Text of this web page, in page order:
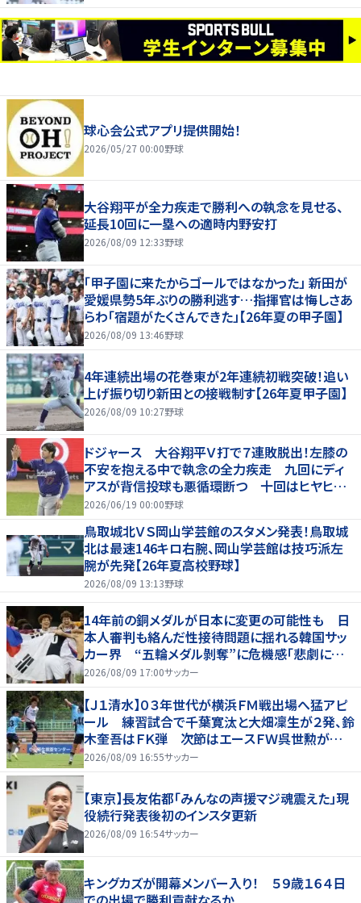
球心会公式アプリ提供開始！
2026/05/27 00:00野球
大谷翔平が全力疾走で勝利への執念を見せる、
延長10回に一塁への適時内野安打
2026/08/09 12:33野球
「甲子園に来たからゴールではなかった」 新田が
愛媛県勢5年ぶりの勝利逃す…指揮官は悔しさあ
らわ「宿題がたくさんできた」【26年夏の甲子園】
2026/08/09 13:46野球
4年連続出場の花巻東が2年連続初戦突破！追い
上げ振り切り新田との接戦制す【26年夏甲子園】
2026/08/09 10:27野球
ドジャース 大谷翔平Ｖ打で７連敗脱出！左膝の
不安を抱える中で執念の全力疾走 九回にディ
アスが背信投球も悪循環断つ 十回はヒヤヒヤ
もリード守る
2026/06/19 00:00野球
鳥取城北ＶＳ岡山学芸館のスタメン発表！鳥取城
北は最速146キロ右腕、岡山学芸館は技巧派左
腕が先発【26年夏高校野球】
2026/08/09 13:13野球
14年前の銅メダルが日本に変更の可能性も 日
本人審判も絡んだ性接待問題に揺れる韓国サッ
カー界 “五輪メダル剝奪”に危機感「悲劇に見
舞われる」
2026/08/09 17:00サッカー
【Ｊ１清水】０３年世代が横浜ＦＭ戦出場へ猛アピ
ール 練習試合で千葉寛汰と大畑凜生が２発、鈴
木奎吾はＦＫ弾 次節はエースＦＷ呉世勲が出
場停止
2026/08/09 16:55サッカー
【東京】長友佑都「みんなの声援マジ魂震えた」現
役続行発表後初のインスタ更新
2026/08/09 16:54サッカー
キングカズが開幕メンバー入り！ ５９歳１６４日